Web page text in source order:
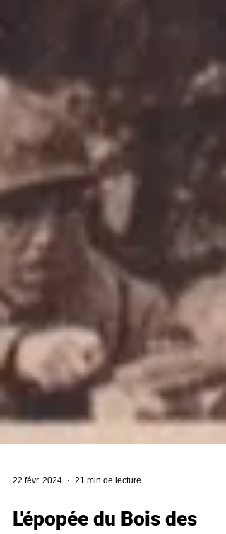
22 févr. 2024 21 min de lecture